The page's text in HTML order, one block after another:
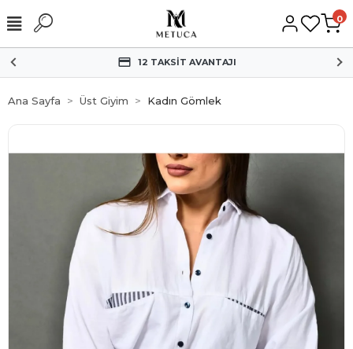
0
12 TAKSİT AVANTAJI
Ana Sayfa Üst Giyim Kadın Gömlek